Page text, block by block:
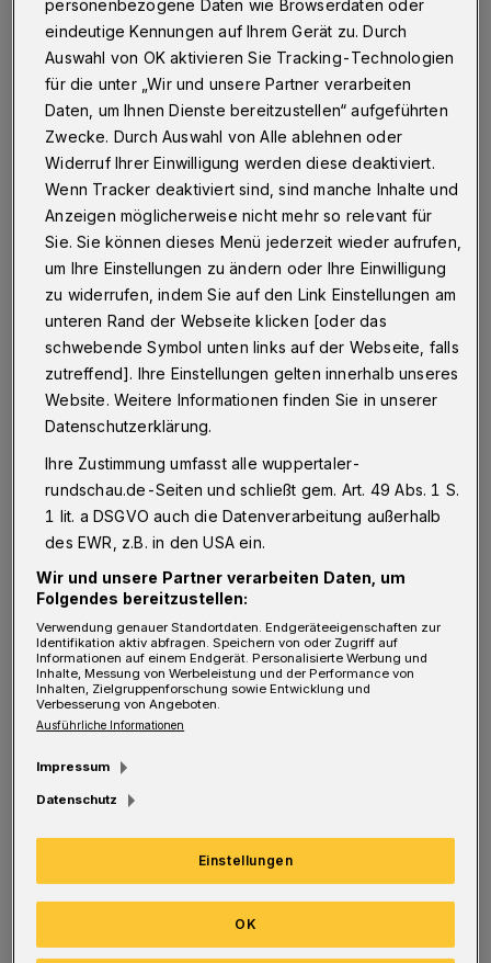
Betr.: Parken am Nordpark / Straße Mallack,
Rundschau-Leserbrief vom 14. November
17.11.2020 , 14:15 Uhr Eine Minute Lesezeit
D
ie Straße Mallack ist das Eingangstor
zum Erholungsgebiet Nordpark. Die
Sichtweise eines Kleinunternehmers, hier
seinen Lieferwagen abstellen zu können, ist
genau das Gegenteil des Konzeptes eines
Erholungsgebietes und nicht gewünscht.
Gleiches gilt für Bewohner der Märkischen
Straße.
Dass der Nordpark mehr als die bisherigen 82
Parkplätze benötigt, ist nicht erforderlich,
wenn nicht jeder, der um die Ecke wohnt, mit
dem Auto kommt und nicht ständig
Fremdfahrzeuge jene blockieren würden.
Die Naturfläche für Tiere als Gestrüpp zu
bezeichnen, um dort zweckentfremdenden
Parkraum einzufordern, ist egoistisch.
Immerhin würden für zusätzlichen Parkraum
personenbezogene Daten wie Browserdaten oder
eindeutige Kennungen auf Ihrem Gerät zu. Durch
Auswahl von OK aktivieren Sie Tracking-Technologien
für die unter „Wir und unsere Partner verarbeiten
Daten, um Ihnen Dienste bereitzustellen“ aufgeführten
Zwecke. Durch Auswahl von Alle ablehnen oder
Widerruf Ihrer Einwilligung werden diese deaktiviert.
Wenn Tracker deaktiviert sind, sind manche Inhalte und
Anzeigen möglicherweise nicht mehr so relevant für
Sie. Sie können dieses Menü jederzeit wieder aufrufen,
um Ihre Einstellungen zu ändern oder Ihre Einwilligung
zu widerrufen, indem Sie auf den Link Einstellungen am
unteren Rand der Webseite klicken [oder das
schwebende Symbol unten links auf der Webseite, falls
zutreffend]. Ihre Einstellungen gelten innerhalb unseres
Website. Weitere Informationen finden Sie in unserer
Datenschutzerklärung.
Ihre Zustimmung umfasst alle wuppertaler-
rundschau.de-Seiten und schließt gem. Art. 49 Abs. 1 S.
1 lit. a DSGVO auch die Datenverarbeitung außerhalb
des EWR, z.B. in den USA ein.
Wir und unsere Partner verarbeiten Daten, um
Folgendes bereitzustellen:
Verwendung genauer Standortdaten. Endgeräteeigenschaften zur
Identifikation aktiv abfragen. Speichern von oder Zugriff auf
Informationen auf einem Endgerät. Personalisierte Werbung und
Inhalte, Messung von Werbeleistung und der Performance von
Inhalten, Zielgruppenforschung sowie Entwicklung und
Verbesserung von Angeboten.
Ausführliche Informationen
Impressum
Datenschutz
Einstellungen
OK